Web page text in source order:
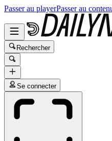
Passer au playerPasser au
Rechercher
Se connecter